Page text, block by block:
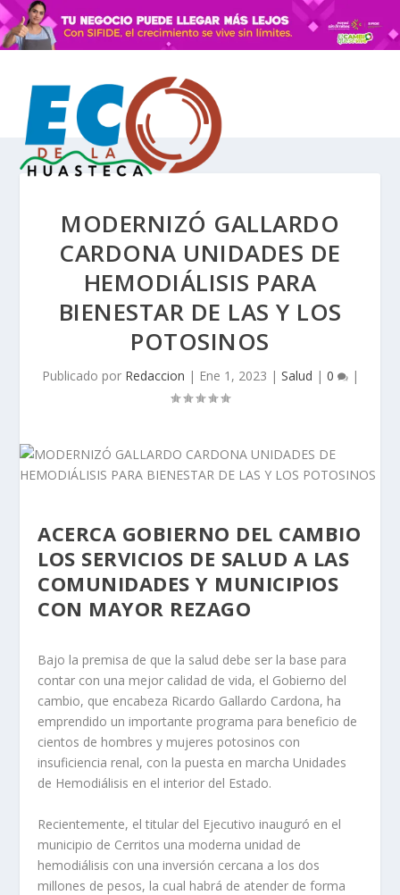
MODERNIZÓ GALLARDO
CARDONA UNIDADES DE
HEMODIÁLISIS PARA
BIENESTAR DE LAS Y LOS
POTOSINOS
Publicado por Redaccion | Ene 1, 2023 | Salud | 0 |
ACERCA GOBIERNO DEL CAMBIO
LOS SERVICIOS DE SALUD A LAS
COMUNIDADES Y MUNICIPIOS
CON MAYOR REZAGO
Bajo la premisa de que la salud debe ser la base para
contar con una mejor calidad de vida, el Gobierno del
cambio, que encabeza Ricardo Gallardo Cardona, ha
emprendido un importante programa para beneficio de
cientos de hombres y mujeres potosinos con
insuficiencia renal, con la puesta en marcha Unidades
de Hemodiálisis en el interior del Estado.
Recientemente, el titular del Ejecutivo inauguró en el
municipio de Cerritos una moderna unidad de
hemodiálisis con una inversión cercana a los dos
millones de pesos, la cual habrá de atender de forma